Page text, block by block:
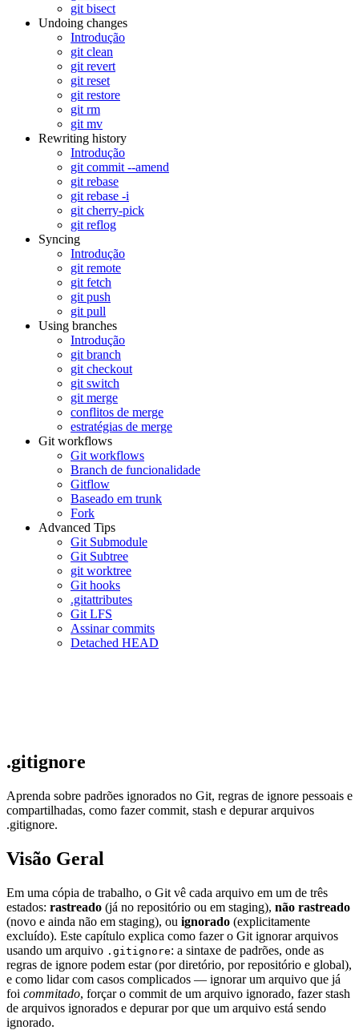
git bisect
Undoing changes
Introdução
git clean
git revert
git reset
git restore
git rm
git mv
Rewriting history
Introdução
git commit --amend
git rebase
git rebase -i
git cherry-pick
git reflog
Syncing
Introdução
git remote
git fetch
git push
git pull
Using branches
Introdução
git branch
git checkout
git switch
git merge
conflitos de merge
estratégias de merge
Git workflows
Git workflows
Branch de funcionalidade
Gitflow
Baseado em trunk
Fork
Advanced Tips
Git Submodule
Git Subtree
git worktree
Git hooks
.gitattributes
Git LFS
Assinar commits
Detached HEAD
.gitignore
Aprenda sobre padrões ignorados no Git, regras de ignore pessoais e
compartilhadas, como fazer commit, stash e depurar arquivos
.gitignore.
Visão Geral
Em uma cópia de trabalho, o Git vê cada arquivo em um de três
estados: rastreado (já no repositório ou em staging), não rastreado
(novo e ainda não em staging), ou ignorado (explicitamente
excluído). Este capítulo explica como fazer o Git ignorar arquivos
usando um arquivo .gitignore: a sintaxe de padrões, onde as
regras de ignore podem estar (por diretório, por repositório e global),
e como lidar com casos complicados — ignorar um arquivo que já
foi commitado, forçar o commit de um arquivo ignorado, fazer stash
de arquivos ignorados e depurar por que um arquivo está sendo
ignorado.